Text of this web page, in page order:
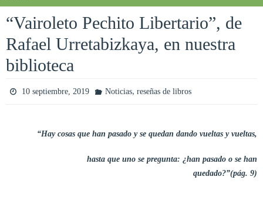
“Vairoleto Pechito Libertario”, de
Rafael Urretabizkaya, en nuestra
biblioteca
10 septiembre, 2019 Noticias, reseñas de libros
“Hay cosas que han pasado y se quedan dando vueltas y vueltas,
hasta que uno se pregunta: ¿han pasado o se han
quedado?”(pág. 9)